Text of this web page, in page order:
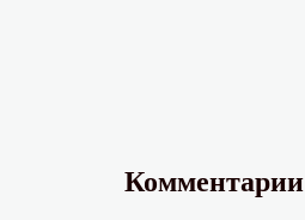
Комментарии